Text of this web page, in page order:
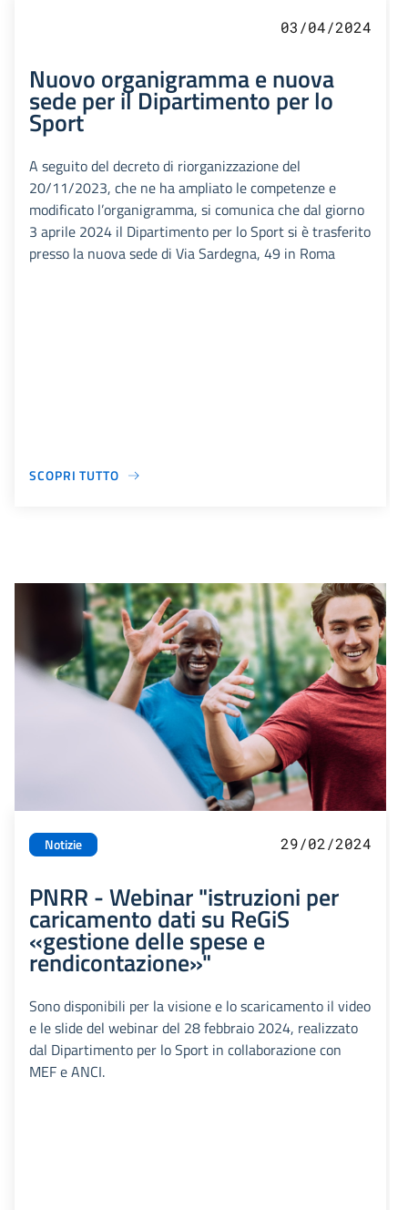
03/04/2024
Nuovo organigramma e nuova
sede per il Dipartimento per lo
Sport
A seguito del decreto di riorganizzazione del
20/11/2023, che ne ha ampliato le competenze e
modificato l’organigramma, si comunica che dal giorno
3 aprile 2024 il Dipartimento per lo Sport si è trasferito
presso la nuova sede di Via Sardegna, 49 in Roma
SCOPRI TUTTO
Notizie 29/02/2024
PNRR - Webinar "istruzioni per
caricamento dati su ReGiS
«gestione delle spese e
rendicontazione»"
Sono disponibili per la visione e lo scaricamento il video
e le slide del webinar del 28 febbraio 2024, realizzato
dal Dipartimento per lo Sport in collaborazione con
MEF e ANCI.